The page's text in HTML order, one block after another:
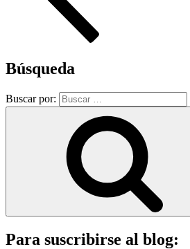
Búsqueda
Buscar por:
Para suscribirse al blog: